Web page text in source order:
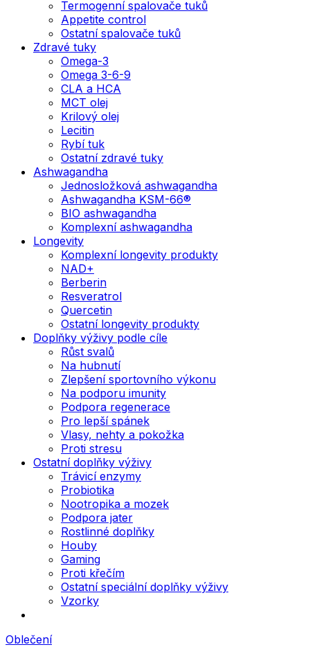
Termogenní spalovače tuků
Appetite control
Ostatní spalovače tuků
Zdravé tuky
Omega-3
Omega 3-6-9
CLA a HCA
MCT olej
Krilový olej
Lecitin
Rybí tuk
Ostatní zdravé tuky
Ashwagandha
Jednosložková ashwagandha
Ashwagandha KSM-66®
BIO ashwagandha
Komplexní ashwagandha
Longevity
Komplexní longevity produkty
NAD+
Berberin
Resveratrol
Quercetin
Ostatní longevity produkty
Doplňky výživy podle cíle
Růst svalů
Na hubnutí
Zlepšení sportovního výkonu
Na podporu imunity
Podpora regenerace
Pro lepší spánek
Vlasy, nehty a pokožka
Proti stresu
Ostatní doplňky výživy
Trávicí enzymy
Probiotika
Nootropika a mozek
Podpora jater
Rostlinné doplňky
Houby
Gaming
Proti křečím
Ostatní speciální doplňky výživy
Vzorky
Oblečení